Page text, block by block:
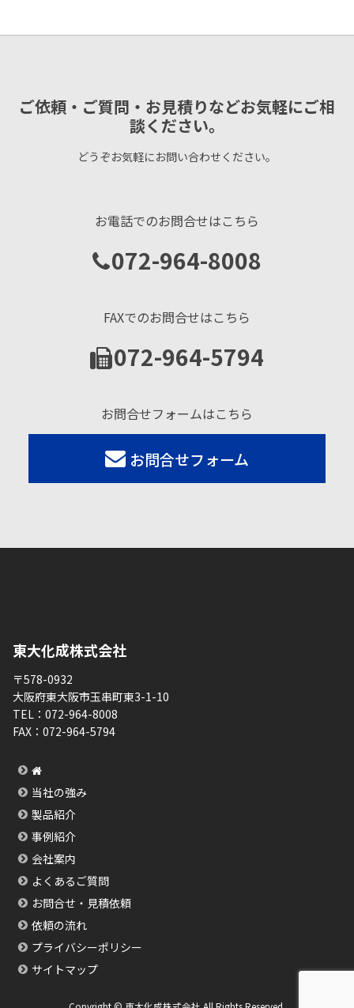
ご依頼・ご質問・お見積りなどお気軽にご相
談ください。
どうぞお気軽にお問い合わせください。
お電話でのお問合せはこちら
072-964-8008
FAXでのお問合せはこちら
072-964-5794
お問合せフォームはこちら
お問合せフォーム
東大化成株式会社
〒578-0932
大阪府東大阪市玉串町東3-1-10
TEL： 072-964-8008
FAX： 072-964-5794
当社の強み
製品紹介
事例紹介
会社案内
よくあるご質問
お問合せ・見積依頼
依頼の流れ
プライバシーポリシー
サイトマップ